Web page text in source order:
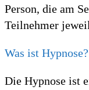
Person, die am
Teilnehmer
Was ist Hypnose?
Die Hypnose ist